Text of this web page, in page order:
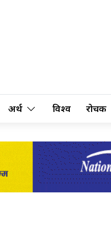
अर्थ विश्व रोचक